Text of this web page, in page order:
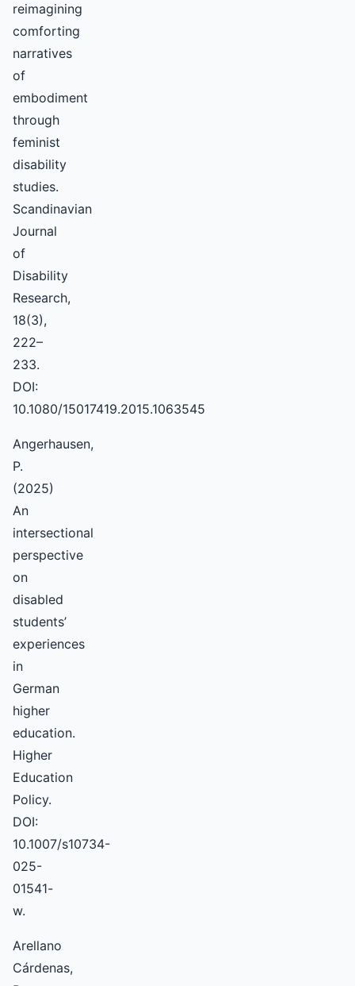
reimagining
comforting
narratives
of
embodiment
through
feminist
disability
studies.
Scandinavian
Journal
of
Disability
Research,
18(3),
222–
233.
DOI:
10.1080/15017419.2015.1063545
Angerhausen,
P.
(2025)
An
intersectional
perspective
on
disabled
students’
experiences
in
German
higher
education.
Higher
Education
Policy.
DOI:
10.1007/s10734-
025-
01541-
w.
Arellano
Cárdenas,